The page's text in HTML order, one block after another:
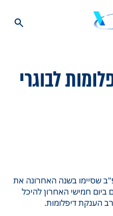
לבוגרי
שסיימו בשנה האחרונה את
ביום חמישי האחרון להיכל
הענקת דיפלומות.